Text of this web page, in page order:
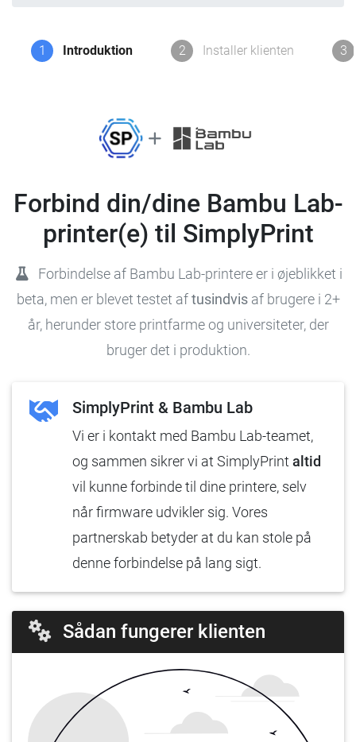
1 Introduktion 2 Installer klienten 3
Forbind din/dine Bambu Lab-
printer(e) til SimplyPrint
Forbindelse af Bambu Lab-printere er i øjeblikket i
beta, men er blevet testet aftusindvisaf brugere i 2+
år, herunder store printfarme og universiteter, der
bruger det i produktion.
SimplyPrint & Bambu Lab
Vi er i kontakt med Bambu Lab-teamet,
og sammen sikrer vi at SimplyPrint altid
vil kunne forbinde til dine printere, selv
når firmware udvikler sig. Vores
partnerskab betyder at du kan stole på
denne forbindelse på lang sigt.
Sådan fungerer klienten